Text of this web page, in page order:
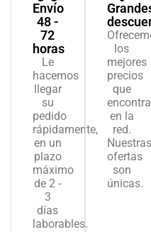
Envío
48 -
72
horas
Le
hacemos
llegar
su
pedido
rápidamente,
en un
plazo
máximo
de 2 -
3
días
laborables.
los
mejores
precios
que
en la
red.
Nuestras
ofertas
son
únicas.